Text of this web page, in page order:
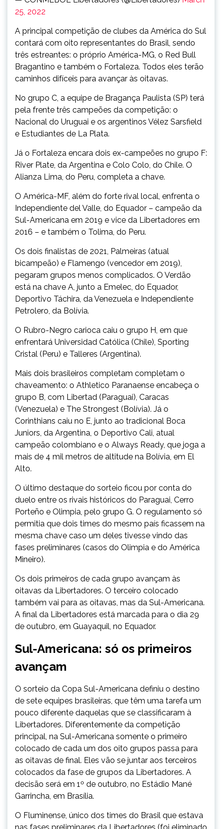
25, 2022
A principal competição de clubes da América do Sul
contará com oito representantes do Brasil, sendo
três estreantes: o próprio América-MG, o Red Bull
Bragantino e também o Fortaleza. Todos eles terão
caminhos difíceis para avançar às oitavas.
No grupo C, a equipe de Bragança Paulista (SP) terá
pela frente três campeões da competição: o
Nacional do Uruguai e os argentinos Vélez Sarsfield
e Estudiantes de La Plata.
Já o Fortaleza encara dois ex-campeões no grupo F:
River Plate, da Argentina e Colo Colo, do Chile. O
Alianza Lima, do Peru, completa a chave.
O América-MF, além do forte rival local, enfrenta o
Independiente del Valle, do Equador – campeão da
Sul-Americana em 2019 e vice da Libertadores em
2016 – e também o Tolima, do Peru.
Os dois finalistas de 2021, Palmeiras (atual
bicampeão) e Flamengo (vencedor em 2019),
pegaram grupos menos complicados. O Verdão
está na chave A, junto a Emelec, do Equador,
Deportivo Táchira, da Venezuela e Independiente
Petrolero, da Bolívia.
O Rubro-Negro carioca caiu o grupo H, em que
enfrentará Universidad Católica (Chile), Sporting
Cristal (Peru) e Talleres (Argentina).
Mais dois brasileiros completam completam o
chaveamento: o Athletico Paranaense encabeça o
grupo B, com Libertad (Paraguai), Caracas
(Venezuela) e The Strongest (Bolívia). Já o
Corinthians caiu no E, junto ao tradicional Boca
Juniors, da Argentina, o Deportivo Cali, atual
campeão colombiano e o Always Ready, que joga a
mais de 4 mil metros de altitude na Bolívia, em El
Alto.
O último destaque do sorteio ficou por conta do
duelo entre os rivais históricos do Paraguai, Cerro
Porteño e Olimpia, pelo grupo G. O regulamento só
permitia que dois times do mesmo país ficassem na
mesma chave caso um deles tivesse vindo das
fases preliminares (casos do Olimpia e do América
Mineiro).
Os dois primeiros de cada grupo avançam às
oitavas da Libertadores. O terceiro colocado
também vai para as oitavas, mas da Sul-Americana.
A final da Libertadores está marcada para o dia 29
de outubro, em Guayaquil, no Equador.
Sul-Americana: só os primeiros
avançam
O sorteio da Copa Sul-Americana definiu o destino
de sete equipes brasileiras, que têm uma tarefa um
pouco diferente daquelas que se classificaram à
Libertadores. Diferentemente da competição
principal, na Sul-Americana somente o primeiro
colocado de cada um dos oito grupos passa para
as oitavas de final. Eles vão se juntar aos terceiros
colocados da fase de grupos da Libertadores. A
decisão será em 1º de outubro, no Estádio Mané
Garrincha, em Brasília.
O Fluminense, único dos times do Brasil que estava